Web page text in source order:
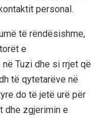
personal.
të rëndësishme,
e
Tuzi dhe si rrjet që
të qytetarëve në
do të jetë urë për
dhe zgjerimin e